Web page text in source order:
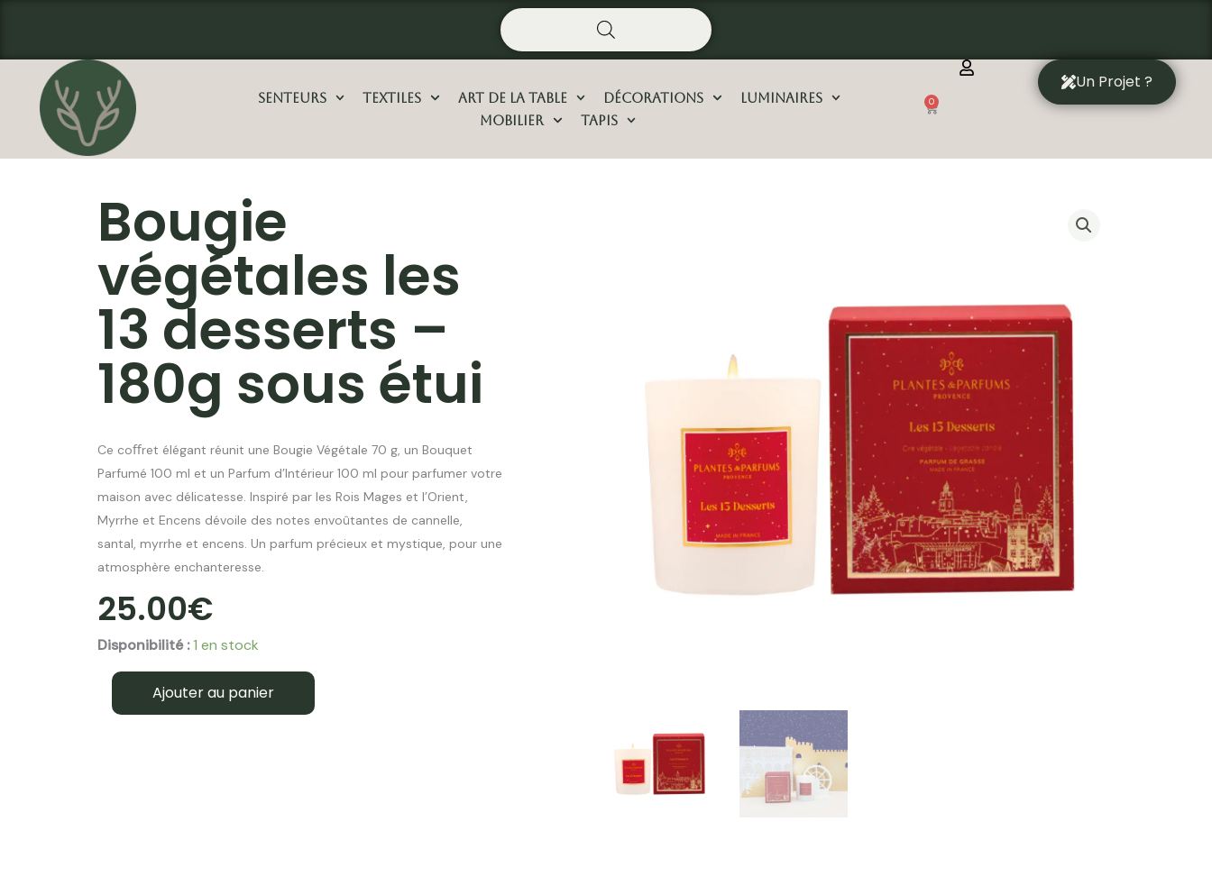
contenu
Senteurs Textiles Art De La Table Décorations
Luminaires
Mobilier
Tapis
0
Panier
Un Projet ?
Bougie
végétales les
13 desserts –
180g sous étui
Ce coﬀret élégant réunit une Bougie Végétale 70 g, un Bouquet
Parfumé 100 ml et un Parfum d’Intérieur 100 ml pour parfumer votre
maison avec délicatesse. Inspiré par les Rois Mages et l’Orient,
Myrrhe et Encens dévoile des notes envoûtantes de cannelle,
santal, myrrhe et encens. Un parfum précieux et mystique, pour une
atmosphère enchanteresse.
25.00€
Disponibilité : 1 en stock
quantité
végétales
Ajouter au panier